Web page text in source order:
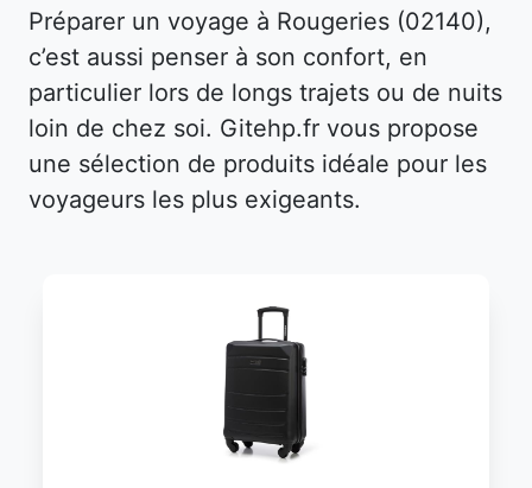
Préparer un voyage à Rougeries (02140),
c’est aussi penser à son confort, en
particulier lors de longs trajets ou de nuits
loin de chez soi. Gitehp.fr vous propose
une sélection de produits idéale pour les
voyageurs les plus exigeants.